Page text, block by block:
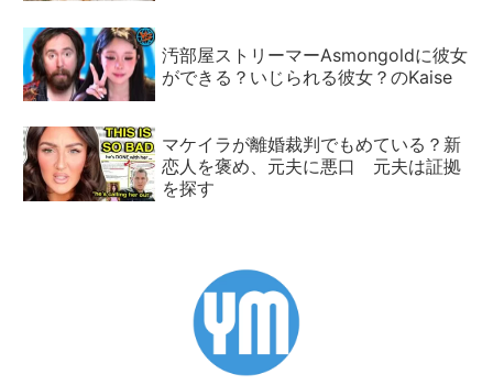
汚部屋ストリーマーAsmongoldに彼女
ができる？いじられる彼女？のKaise
マケイラが離婚裁判でもめている？新
恋人を褒め、元夫に悪口 元夫は証拠
を探す